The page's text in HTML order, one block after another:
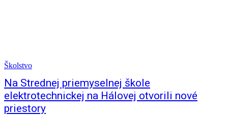
Školstvo
Na Strednej priemyselnej škole
elektrotechnickej na Hálovej otvorili nové
priestory